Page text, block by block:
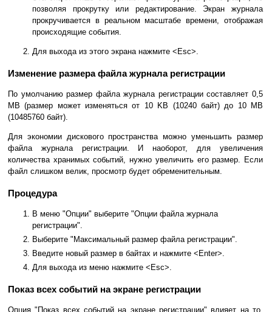
позволяя прокрутку или редактирование. Экран журнала
прокручивается в реальном масштабе времени, отображая
происходящие события.
Для выхода из этого экрана нажмите <Esc>.
Изменение размера файла журнала регистрации
По умолчанию размер файла журнала регистрации составляет 0,5
MB (размер может изменяться от 10 KB (10240 байт) до 10 MB
(10485760 байт).
Для экономии дискового пространства можно уменьшить размер
файла журнала регистрации. И наоборот, для увеличения
количества хранимых событий, нужно увеличить его размер. Если
файл слишком велик, просмотр будет обременительным.
Процедура
В меню "Опции" выберите "Опции файла журнала
регистрации".
Выберите "Максимальный размер файла регистрации".
Введите новый размер в байтах и нажмите <Enter>.
Для выхода из меню нажмите <Esc>.
Показ всех событий на экране регистрации
Опция "Показ всех событий на экране регистрации" влияет на то,